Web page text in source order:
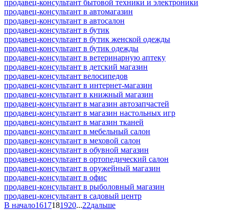
продавец-консультант бытовой техники и электроники
продавец-консультант в автомагазин
продавец-консультант в автосалон
продавец-консультант в бутик
продавец-консультант в бутик женской одежды
продавец-консультант в бутик одежды
продавец-консультант в ветеринарную аптеку
продавец-консультант в детский магазин
продавец-консультант велосипедов
продавец-консультант в интернет-магазин
продавец-консультант в книжный магазин
продавец-консультант в магазин автозапчастей
продавец-консультант в магазин настольных игр
продавец-консультант в магазин тканей
продавец-консультант в мебельный салон
продавец-консультант в меховой салон
продавец-консультант в обувной магазин
продавец-консультант в ортопедический салон
продавец-консультант в оружейный магазин
продавец-консультант в офис
продавец-консультант в рыболовный магазин
продавец-консультант в садовый центр
В начало1617181920...22дальше